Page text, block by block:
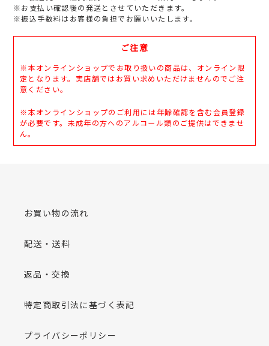
※お支払い確認後の発送とさせていただきます。
※振込手数料はお客様の負担でお願いいたします。
ご注意
※本オンラインショップでお取り扱いの商品は、オンライン限
定となります。実店舗ではお買い求めいただけませんのでご注
意ください。
※本オンラインショップのご利用には年齢確認を含む会員登録
が必要です。未成年の方へのアルコール類のご提供はできませ
ん。
お買い物の流れ
配送・送料
返品・交換
特定商取引法に基づく表記
プライバシーポリシー